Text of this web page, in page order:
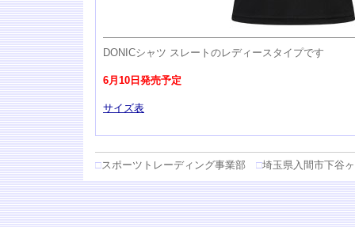
DONICシャツ スレートのレディースタイプです
6月10日発売予定
サイズ表
□スポーツトレーディング事業部 □埼玉県入間市下谷